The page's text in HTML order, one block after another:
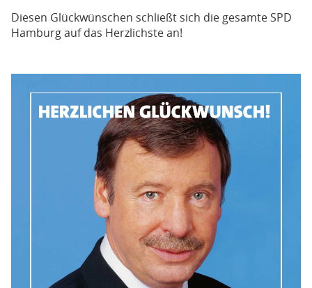
Diesen Glückwünschen schließt sich die gesamte SPD
Hamburg auf das Herzlichste an!